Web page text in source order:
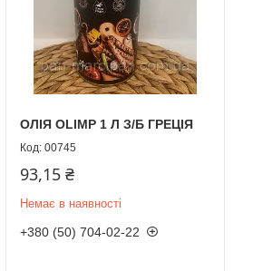
ОЛІЯ OLIMP 1 Л З/Б ГРЕЦІЯ
00745
93,15 ₴
Немає в наявності
+380 (50) 704-02-22